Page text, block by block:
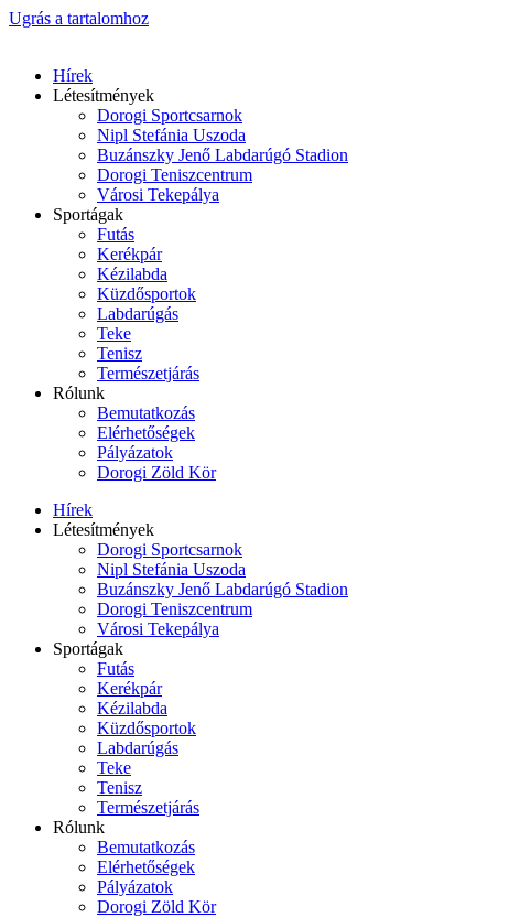
Ugrás a tartalomhoz
Hírek
Létesítmények
Dorogi Sportcsarnok
Nipl Stefánia Uszoda
Buzánszky Jenő Labdarúgó Stadion
Dorogi Teniszcentrum
Városi Tekepálya
Sportágak
Futás
Kerékpár
Kézilabda
Küzdősportok
Labdarúgás
Teke
Tenisz
Természetjárás
Rólunk
Bemutatkozás
Elérhetőségek
Pályázatok
Dorogi Zöld Kör
Hírek
Létesítmények
Dorogi Sportcsarnok
Nipl Stefánia Uszoda
Buzánszky Jenő Labdarúgó Stadion
Dorogi Teniszcentrum
Városi Tekepálya
Sportágak
Futás
Kerékpár
Kézilabda
Küzdősportok
Labdarúgás
Teke
Tenisz
Természetjárás
Rólunk
Bemutatkozás
Elérhetőségek
Pályázatok
Dorogi Zöld Kör